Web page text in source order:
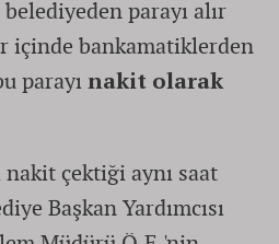
parayı alır
içinde bankamatiklerden
parayınakit olarak
nakit çektiği aynı saat
Başkan Yardımcısı